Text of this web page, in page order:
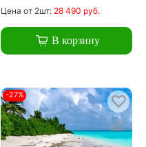
Цена от 2шт: 28 490 руб.
В корзину
-27%